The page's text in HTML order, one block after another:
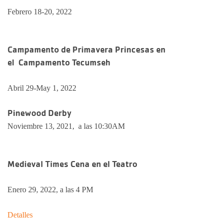
Febrero 18-20, 2022
Campamento de Primavera Princesas en
el Campamento Tecumseh
Abril 29-May 1, 2022
Pinewood Derby
Noviembre 13, 2021, a las 10:30AM
Medieval Times Cena en el Teatro
Enero 29, 2022, a las 4 PM
Detalles